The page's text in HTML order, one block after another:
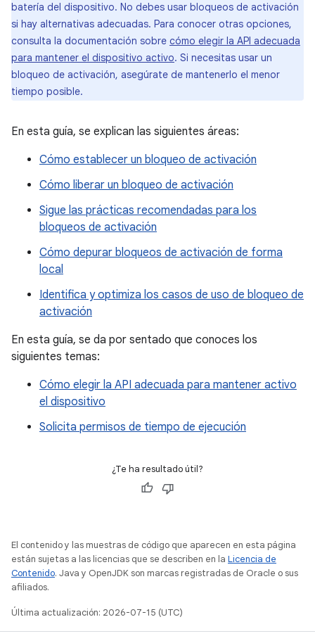
batería del dispositivo. No debes usar bloqueos de activación
si hay alternativas adecuadas. Para conocer otras opciones,
consulta la documentación sobre cómo elegir la API adecuada
para mantener el dispositivo activo. Si necesitas usar un
bloqueo de activación, asegúrate de mantenerlo el menor
tiempo posible.
En esta guía, se explican las siguientes áreas:
Cómo establecer un bloqueo de activación
Cómo liberar un bloqueo de activación
Sigue las prácticas recomendadas para los
bloqueos de activación
Cómo depurar bloqueos de activación de forma
local
Identifica y optimiza los casos de uso de bloqueo de
activación
En esta guía, se da por sentado que conoces los
siguientes temas:
Cómo elegir la API adecuada para mantener activo
el dispositivo
Solicita permisos de tiempo de ejecución
¿Te ha resultado útil?
El contenido y las muestras de código que aparecen en esta página
están sujetas a las licencias que se describen en la Licencia de
Contenido. Java y OpenJDK son marcas registradas de Oracle o sus
afiliados.
Última actualización: 2026-07-15 (UTC)